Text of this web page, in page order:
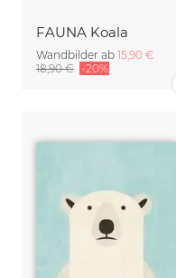
FAUNA Koala
Wandbilder ab 15,90 €
18,90 € -20%